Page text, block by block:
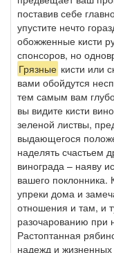
поставив себе
упустите нечто
обожженные кисти
спонсоров, но
Грязные кисти или
вами обойдутся
тем самым вам
вы видите кисти
зеленой листвы,
выдающегося
наделять счастьем
винограда – наяву
вашего поклонника.
упреки дома и
отношения и там, и
разочарованию при
Растоптанная
надежд и